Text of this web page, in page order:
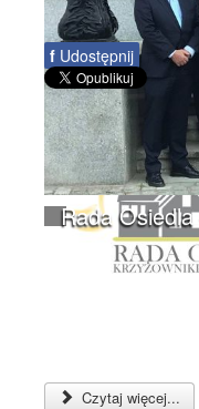
Rada
f Udostępnij
Czytaj więcej...